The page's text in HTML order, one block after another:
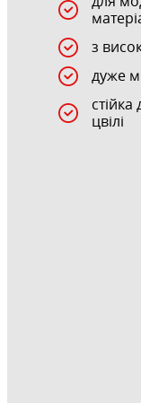
з
дуже
цвілі